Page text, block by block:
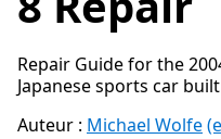
Repair Guide for the
Japanese sports car
Auteur : Michael Wolfe